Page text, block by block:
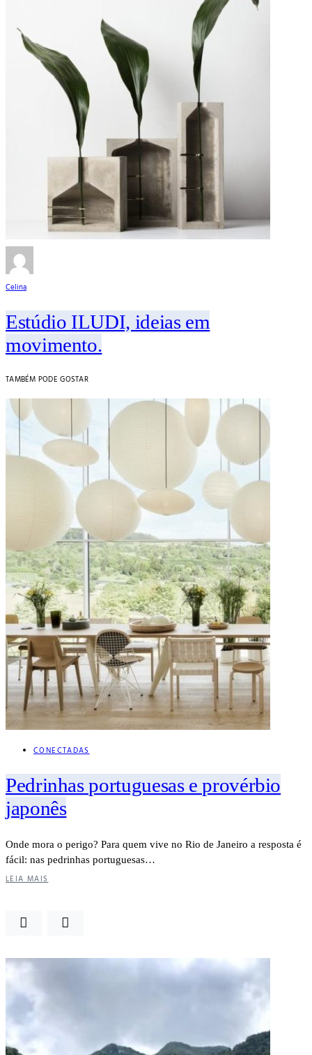
Celina
Estúdio ILUDI, ideias em
movimento.
TAMBÉM PODE GOSTAR
CONECTADAS
Pedrinhas portuguesas e provérbio
japonês
Onde mora o perigo? Para quem vive no Rio de Janeiro a resposta é
fácil: nas pedrinhas portuguesas…
LEIA MAIS